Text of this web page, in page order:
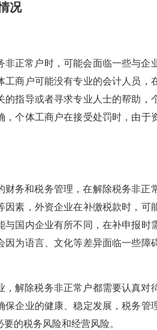
况
非正常户时，可能会面临一些与企
工商户可能没有专业的会计人员
的指导或者寻求专业人士的帮助
，个体工商户在接受处罚时，由
财务和税务管理，在解除税务非
因素，外资企业在补缴税款时，
与国内企业有所不同，在补申报
因为语言、文化等差异面临一些障
，解除税务非正常户都需要认真
保企业的健康、稳定发展，税务
的税务风险和经营风险。